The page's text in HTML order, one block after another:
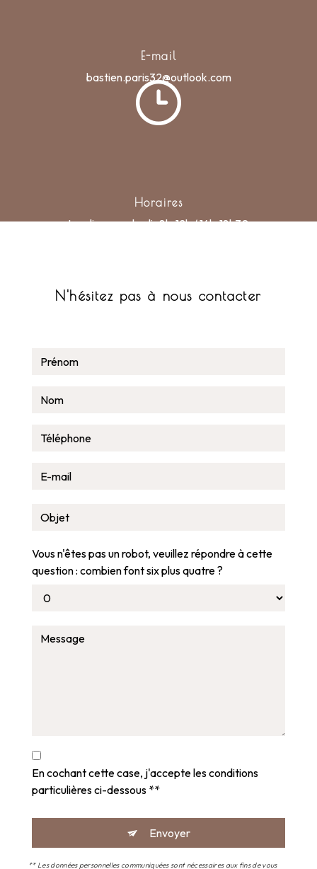
E-mail
bastien.paris32@outlook.com
Horaires
Lundi au vendredi : 8h-12h / 14h-18h30
N'hésitez pas à nous contacter
Vous n'êtes pas un robot, veuillez répondre à cette
question : combien font six plus quatre ?
En cochant cette case, j'accepte les conditions
particulières ci-dessous **
Envoyer
** Les données personnelles communiquées sont nécessaires aux fins de vous